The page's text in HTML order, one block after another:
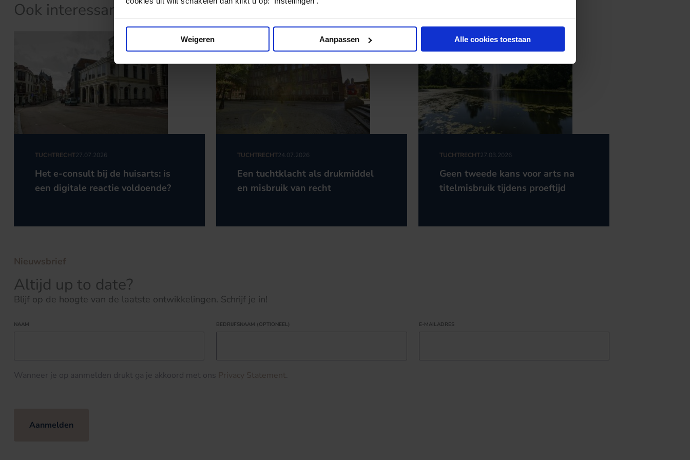
Weigeren Aanpassen Alle cookies toestaan
Ook interessant?
TUCHTRECHT27.07.2026
Het e-consult bij de huisarts: is
een digitale reactie voldoende?
TUCHTRECHT24.07.2026
Een tuchtklacht als drukmiddel
en misbruik van recht
TUCHTRECHT27.03.2026
Geen tweede kans voor arts na
titelmisbruik tijdens proeftijd
Nieuwsbrief
Altijd up to date?
Blijf op de hoogte van de laatste ontwikkelingen. Schrijf je in!
NAAM BEDRIJFSNAAM (OPTIONEEL) E-MAILADRES
Wanneer je op aanmelden drukt ga je akkoord met ons Privacy Statement.
Aanmelden